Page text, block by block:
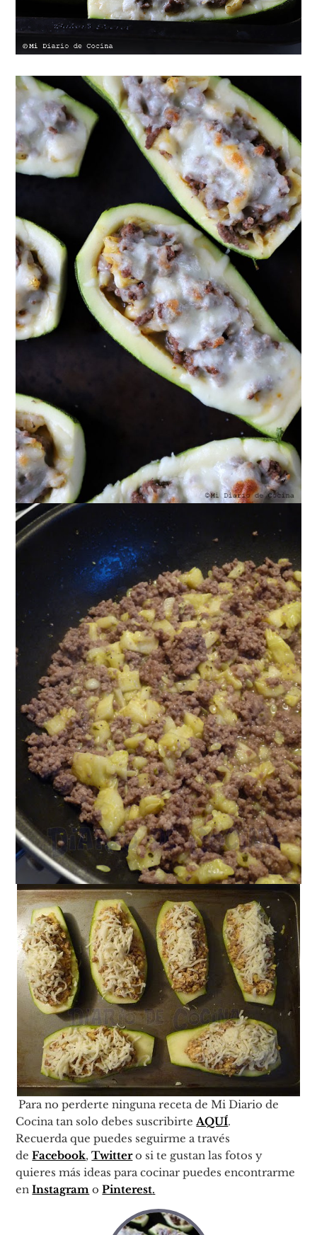
Para no perderte ninguna receta de Mi Diario de
Cocina tan solo debes suscribirte AQUÍ.
Recuerda que puedes seguirme a través
deFacebook,Twittero si te gustan las fotos y
quieres más ideas para cocinar puedes encontrarme
enInstagram oPinterest.